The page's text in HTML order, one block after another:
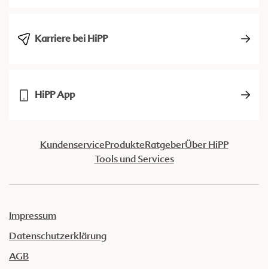
Karriere bei HiPP
HiPP App
KundenserviceProdukteRatgeberÜber HiPP
Tools und Services
Impressum
Datenschutzerklärung
AGB